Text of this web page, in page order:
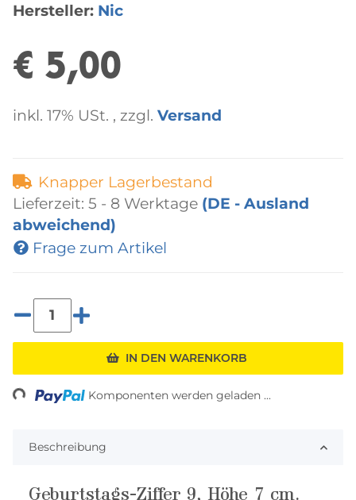
Hersteller: Nic
€ 5,00
inkl. 17% USt. , zzgl. Versand
Knapper Lagerbestand
Lieferzeit: 5 - 8 Werktage (DE - Ausland
abweichend)
Frage zum Artikel
IN DEN WARENKORB
Loading... Komponenten werden geladen ...
Beschreibung
Geburtstags-Ziffer 9, Höhe 7 cm.